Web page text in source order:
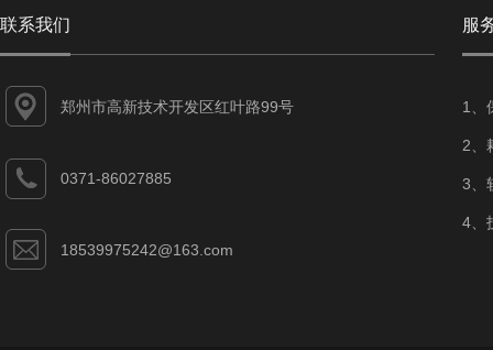
联系我们
郑州市高新技术开发区红叶路99号
0371-86027885
18539975242@163.com
服
1、
2、
3、
4、